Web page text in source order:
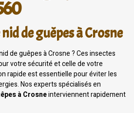
de guêpes à Crosne
de guêpes à Crosne ? Ces insectes
votre sécurité et celle de votre
rapide est essentielle pour éviter les
Nos experts spécialisés en
à Crosneinterviennent rapidement